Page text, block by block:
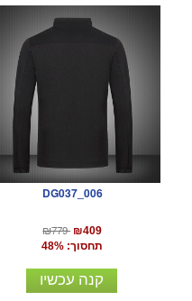
DG037_006
₪779 ₪409
תחסוך: 48%
קנה עכשיו